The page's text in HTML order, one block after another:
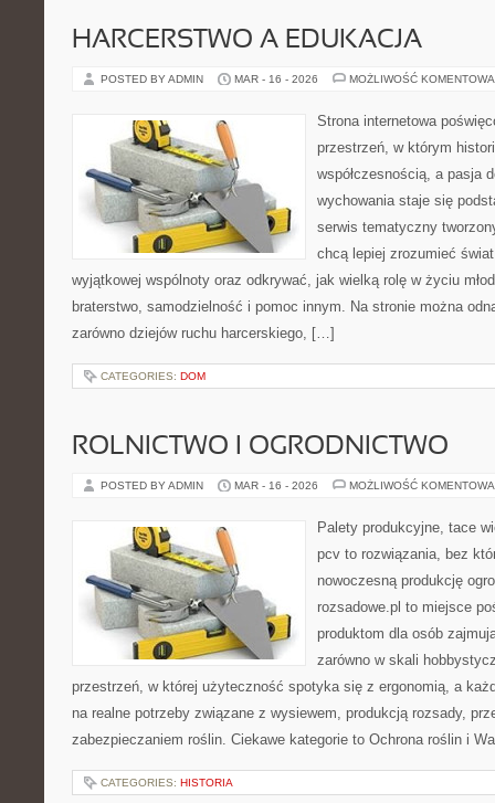
HARCERSTWO A EDUKACJA
POSTED BY ADMIN MAR - 16 - 2026 MOŻLIWOŚĆ
Strona internetowa
przestrzeń, w którym
współczesnością, a pasja
wychowania staje się
serwis tematyczny
chcą lepiej zrozumieć
wyjątkowej wspólnoty oraz odkrywać, jak wielką rolę w życiu
braterstwo, samodzielność i pomoc innym. Na stronie można
zarówno dziejów ruchu harcerskiego, […]
CATEGORIES: DOM
ROLNICTWO I OGRODNICTWO
POSTED BY ADMIN MAR - 16 - 2026 MOŻLIWOŚĆ
Palety produkcyjne, tace
pcv to rozwiązania, bez
nowoczesną produkcję
rozsadowe.pl to miejsce
produktom dla osób
zarówno w skali
przestrzeń, w której użyteczność spotyka się z ergonomią, a
na realne potrzeby związane z wysiewem, produkcją rozsady,
zabezpieczaniem roślin. Ciekawe kategorie to Ochrona roślin i
CATEGORIES: HISTORIA